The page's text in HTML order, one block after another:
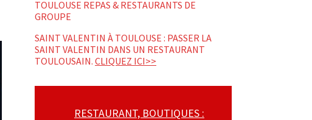
TOULOUSE REPAS & RESTAURANTS DE
GROUPE
SAINT VALENTIN À TOULOUSE : PASSER LA
SAINT VALENTIN DANS UN RESTAURANT
TOULOUSAIN. CLIQUEZ ICI>>
RESTAURANT, BOUTIQUES :